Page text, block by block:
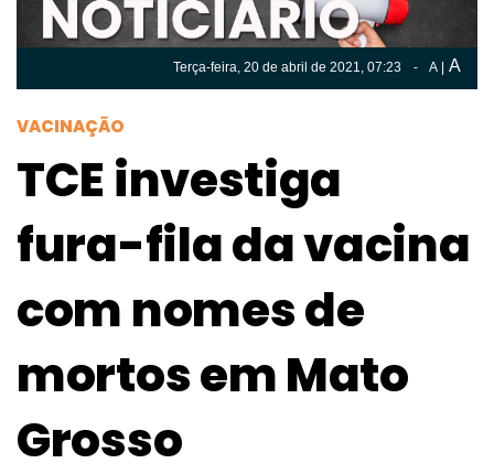
Terça-feira, 20 de abril de 2021, 07:23 - A A
VACINAÇÃO
TCE investiga
fura-fila da vacina
com nomes de
mortos em Mato
Grosso